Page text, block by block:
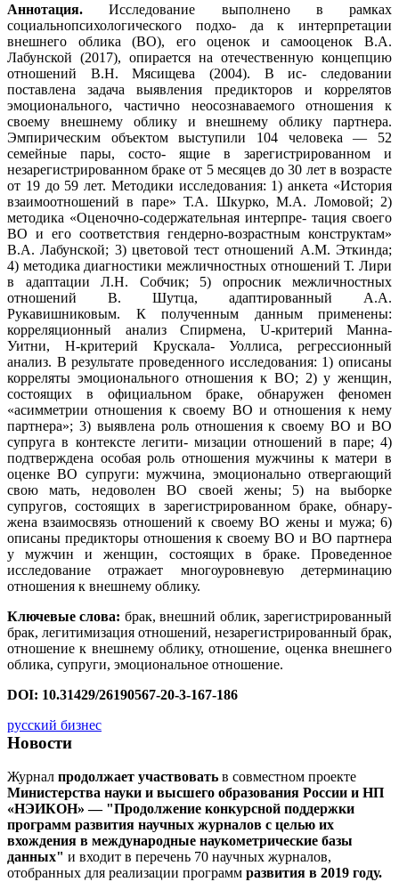
Аннотация. Исследование выполнено в рамках
социальнопсихологического подхо- да к интерпретации
внешнего облика (ВО), его оценок и самооценок В.А.
Лабунской (2017), опирается на отечественную концепцию
отношений В.Н. Мясищева (2004). В ис- следовании
поставлена задача выявления предикторов и коррелятов
эмоционального, частично неосознаваемого отношения к
своему внешнему облику и внешнему облику партнера.
Эмпирическим объектом выступили 104 человека — 52
семейные пары, состо- ящие в зарегистрированном и
незарегистрированном браке от 5 месяцев до 30 лет в возрасте
от 19 до 59 лет. Методики исследования: 1) анкета «История
взаимоотношений в паре» Т.А. Шкурко, М.А. Ломовой; 2)
методика «Оценочно-содержательная интерпре- тация своего
ВО и его соответствия гендерно-возрастным конструктам»
В.А. Лабунской; 3) цветовой тест отношений А.М. Эткинда;
4) методика диагностики межличностных отношений Т. Лири
в адаптации Л.Н. Собчик; 5) опросник межличностных
отношений В. Шутца, адаптированный А.А.
Рукавишниковым. К полученным данным применены:
корреляционный анализ Спирмена, U‑критерий Манна-
Уитни, H‑критерий Крускала- Уоллиса, регрессионный
анализ. В результате проведенного исследования: 1) описаны
корреляты эмоционального отношения к ВО; 2) у женщин,
состоящих в официальном браке, обнаружен феномен
«асимметрии отношения к своему ВО и отношения к нему
партнера»; 3) выявлена роль отношения к своему ВО и ВО
супруга в контексте легити- мизации отношений в паре; 4)
подтверждена особая роль отношения мужчины к матери в
оценке ВО супруги: мужчина, эмоционально отвергающий
свою мать, недоволен ВО своей жены; 5) на выборке
супругов, состоящих в зарегистрированном браке, обнару-
жена взаимосвязь отношений к своему ВО жены и мужа; 6)
описаны предикторы отношения к своему ВО и ВО партнера
у мужчин и женщин, состоящих в браке. Проведенное
исследование отражает многоуровневую детерминацию
отношения к внешнему облику.
Ключевые слова: брак, внешний облик, зарегистрированный
брак, легитимизация отношений, незарегистрированный брак,
отношение к внешнему облику, отношение, оценка внешнего
облика, супруги, эмоциональное отношение.
DOI: 10.31429/26190567-20-3-167-186
русский бизнес
Новости
Журнал продолжает участвовать в совместном проекте
Министерства науки и высшего образования России и НП
«НЭИКОН» — "Продолжение конкурсной поддержки
программ развития научных журналов с целью их
вхождения в международные наукометрические базы
данных" и входит в перечень 70 научных журналов,
отобранных для реализации программ развития в 2019 году.